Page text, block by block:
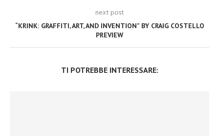
next post
“KRINK: GRAFFITI, ART, AND INVENTION” BY CRAIG COSTELLO
PREVIEW
TI POTREBBE INTERESSARE: